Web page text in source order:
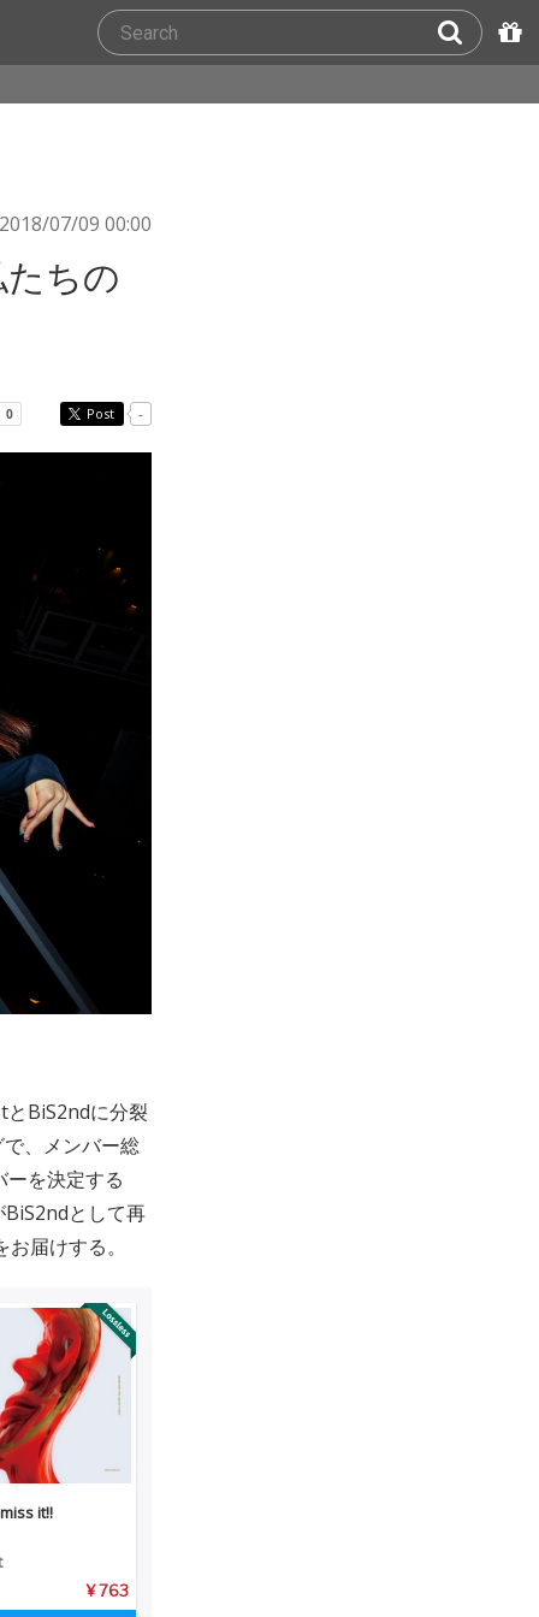
2018/07/09 00:00
ちの
Post -
とBiS2ndに分裂
、メンバー総
を決定する
BiS2ndとして再
届けする。
it!!
¥ 763